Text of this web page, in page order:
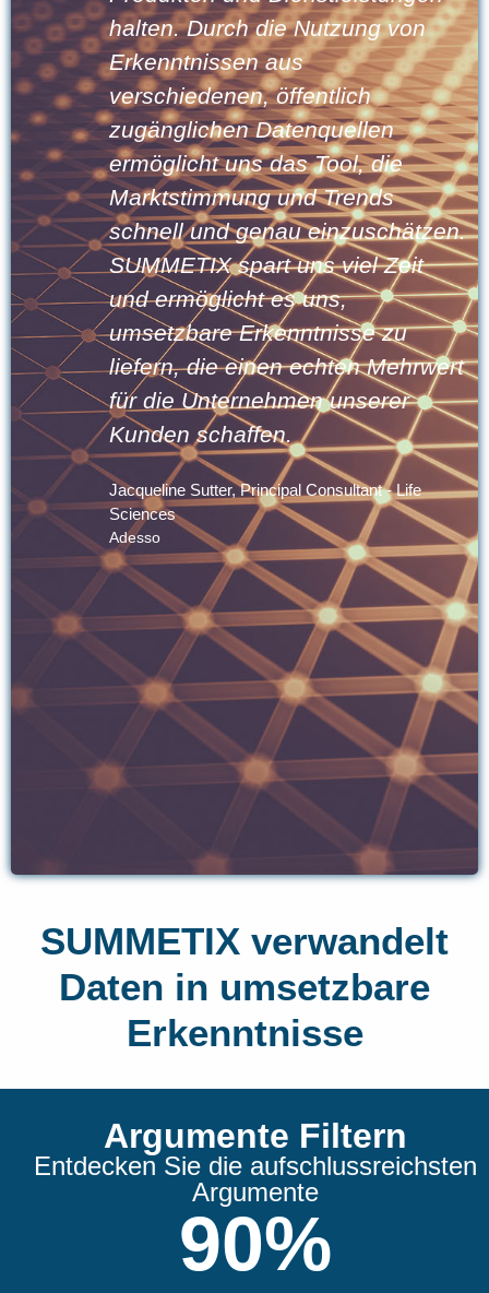
Tool decken verborgene Muster
im Kundenfeedback auf und
ermöglichen frühzeitige
datengestützte Entscheidungen.
Dank unserer Erfahrung bei
Steria können wir Kunden
innerhalb weniger Wochen mit
SUMMETIX vertraut machen.
Darius Selke, Head Of Sopra Steria Ventures
Germany
Sopra Steria
SUMMETIX verwandelt
Daten in umsetzbare
Erkenntnisse
Argumente Filtern
Entdecken Sie die aufschlussreichsten
Argumente
90%